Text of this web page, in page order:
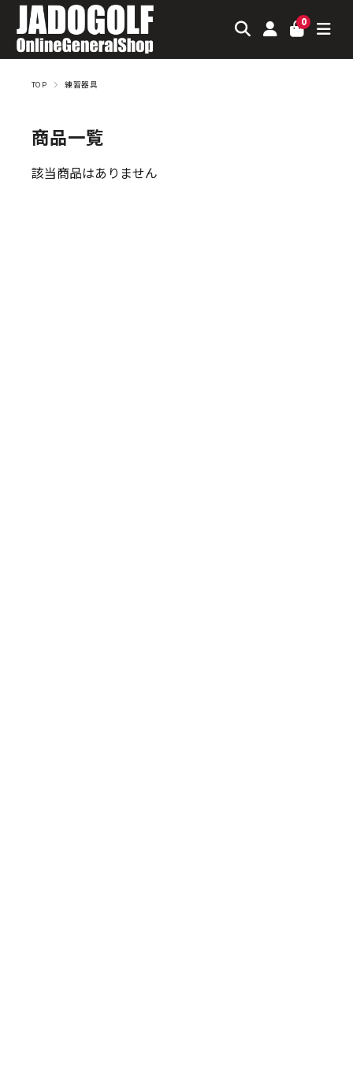
0
TOP 練習器具
商品一覧
該当商品はありません